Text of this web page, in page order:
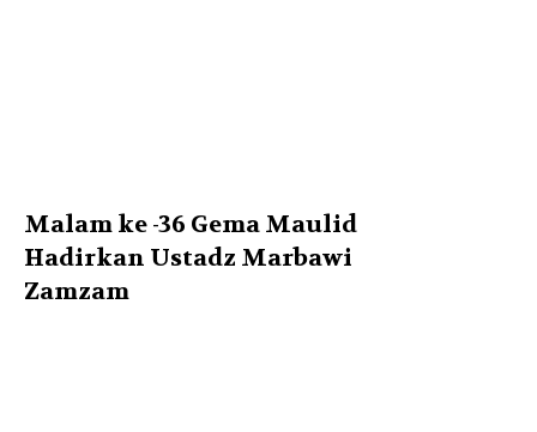
Malam ke -36 Gema Maulid
Hadirkan Ustadz Marbawi
Zamzam